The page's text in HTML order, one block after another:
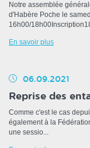
Notre assemblée
d'Habère Poche le
16h00/
En savoir plus
06.09.2021
Reprise des
Comme c'est le cas
également à la
une sessio...